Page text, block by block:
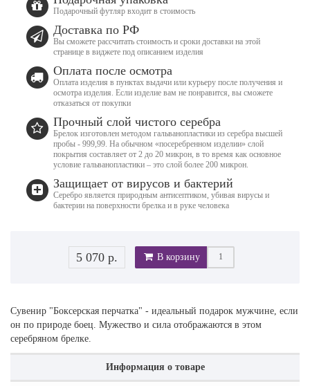
Подарочный футляр входит в стоимость
Доставка по РФ
Вы сможете рассчитать стоимость и сроки доставки на этой
странице в виджете под описанием изделия
Оплата после осмотра
Оплата изделия в пунктах выдачи или курьеру после получения и
осмотра изделия. Если изделие вам не понравится, вы сможете
отказаться от покупки
Прочный слой чистого серебра
Брелок изготовлен методом гальванопластики из серебра высшей
пробы - 999,99. На обычном «посеребренном изделии» слой
покрытия составляет от 2 до 20 микрон, в то время как основное
условие гальванопластики – это слой более 200 микрон.
Защищает от вирусов и бактерий
Серебро является природным антисептиком, убивая вирусы и
бактерии на поверхности брелка и в руке человека
5 070 р. В корзину
Сувенир "Боксерская перчатка" - идеальный подарок мужчине, если
он по природе боец. Мужество и сила отображаются в этом
серебряном брелке.
Информация о товаре